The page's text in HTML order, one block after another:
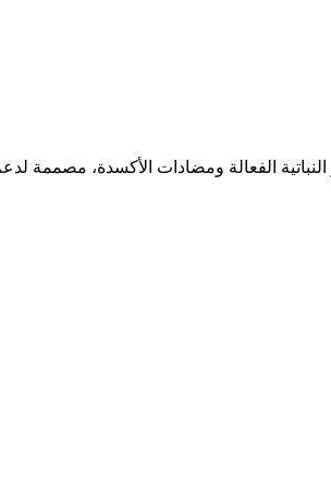
الفعالة ومضادات الأكسدة، مصممة